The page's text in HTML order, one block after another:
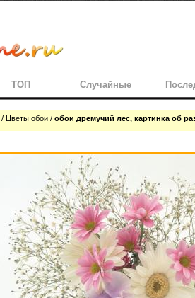
ТОП Случайные
/ Цветы обои /обои дремучий лес, картинка об